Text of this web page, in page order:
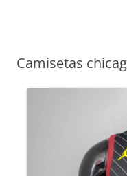
Camisetas